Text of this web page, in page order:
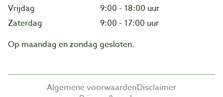
Vrijdag
9:00 - 18:00 uur
Zaterdag
9:00 - 17:00 uur
Op maandag en zondag gesloten.
Algemene voorwaardenDisclaimer